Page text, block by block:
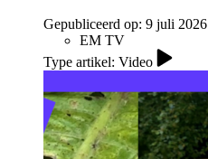
Gepubliceerd op: 9 juli 2026
EM TV
Type artikel: Video